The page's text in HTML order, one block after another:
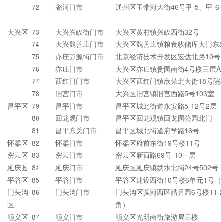
72
潞河门市 通州区玉带河大街46号甲-5、甲-6
大兴区 73 大兴兴政街门市
大兴区黄村镇兴政西街32号
74
大兴魏善庄门市
大兴区魏善庄镇粮食收储库大门
75
亦庄万源街门市
北京经济技术开发区宏达北路10
76
亦庄门市
大兴区亦庄镇贵园南街4号楼三层
77
西红门门市
大兴区西红门镇欣荣北大街18号
78
旧宫门市
大兴区旧宫镇旧宫西路5号103室
昌平区 79 昌平门市
昌平区城北街道永安路5-12号2层
80
回龙观门市
昌平区回龙观镇回龙园公园北门
81
昌平东关门市
昌平区城北街道府学路16号
怀柔区 82 怀柔门市
怀柔区府前东街19号楼11号
密云区 83 密云门市
密云区新西路69号-10一层
延庆县 84 延庆门市
延庆区延庆镇妫水北街24号502号
平谷区 85 平谷门市
平谷区建设西街10号楼6单元1号
门头沟
区
86 门头沟门市
门头沟区滨河西区皓月园6号楼
角）
顺义区 87 顺义门市 顺义区光明南街旅游局三楼